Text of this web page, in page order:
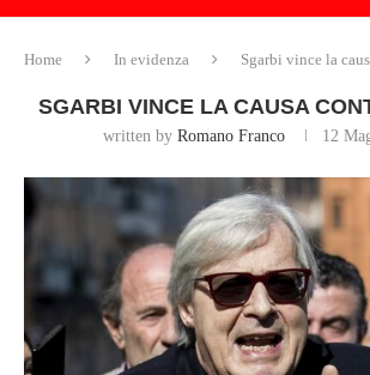
Home In evidenza Sgarbi vince la
SGARBI VINCE LA CAUSA
written by Romano Franco 12